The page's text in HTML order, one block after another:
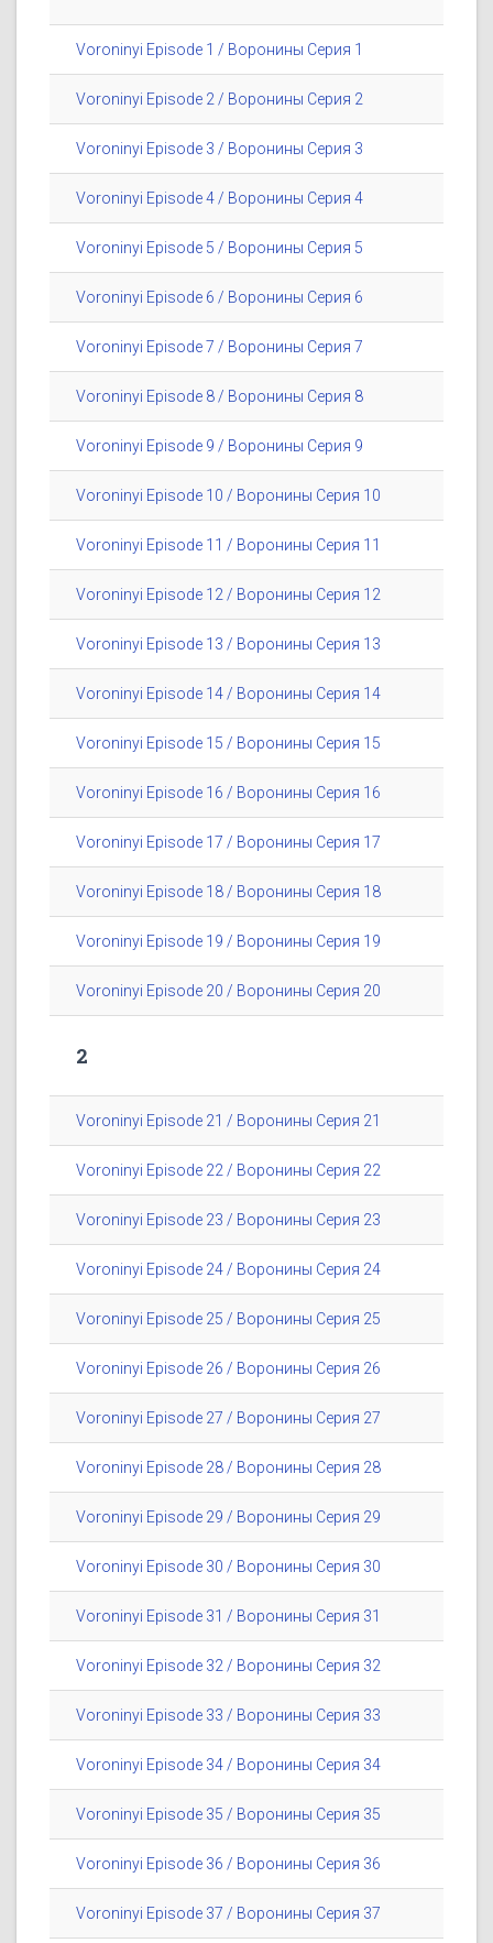
Voroninyi Episode 1 / Воронины Серия 1
Voroninyi Episode 2 / Воронины Серия 2
Voroninyi Episode 3 / Воронины Серия 3
Voroninyi Episode 4 / Воронины Серия 4
Voroninyi Episode 5 / Воронины Серия 5
Voroninyi Episode 6 / Воронины Серия 6
Voroninyi Episode 7 / Воронины Серия 7
Voroninyi Episode 8 / Воронины Серия 8
Voroninyi Episode 9 / Воронины Серия 9
Voroninyi Episode 10 / Воронины Серия 10
Voroninyi Episode 11 / Воронины Серия 11
Voroninyi Episode 12 / Воронины Серия 12
Voroninyi Episode 13 / Воронины Серия 13
Voroninyi Episode 14 / Воронины Серия 14
Voroninyi Episode 15 / Воронины Серия 15
Voroninyi Episode 16 / Воронины Серия 16
Voroninyi Episode 17 / Воронины Серия 17
Voroninyi Episode 18 / Воронины Серия 18
Voroninyi Episode 19 / Воронины Серия 19
Voroninyi Episode 20 / Воронины Серия 20
2
Voroninyi Episode 21 / Воронины Серия 21
Voroninyi Episode 22 / Воронины Серия 22
Voroninyi Episode 23 / Воронины Серия 23
Voroninyi Episode 24 / Воронины Серия 24
Voroninyi Episode 25 / Воронины Серия 25
Voroninyi Episode 26 / Воронины Серия 26
Voroninyi Episode 27 / Воронины Серия 27
Voroninyi Episode 28 / Воронины Серия 28
Voroninyi Episode 29 / Воронины Серия 29
Voroninyi Episode 30 / Воронины Серия 30
Voroninyi Episode 31 / Воронины Серия 31
Voroninyi Episode 32 / Воронины Серия 32
Voroninyi Episode 33 / Воронины Серия 33
Voroninyi Episode 34 / Воронины Серия 34
Voroninyi Episode 35 / Воронины Серия 35
Voroninyi Episode 36 / Воронины Серия 36
Voroninyi Episode 37 / Воронины Серия 37